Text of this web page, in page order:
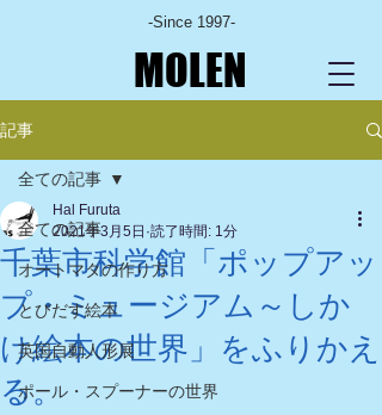
-Since 1997-
MOLEN
記事
全ての記事
オートマタの作り方
とびだす絵本
英国自動人形展
ポール・スプーナーの世界
全ての記事
千葉市科学館「ポップアッ
プ・ミュージアム～しか
け絵本の世界」をふりかえ
る。
Hal Furuta
2021年3月5日 読了時間: 1分